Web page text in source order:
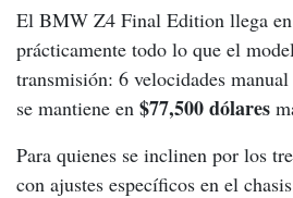
El BMW Z4 Final Edition llega en
prácticamente todo lo que el
transmisión: 6 velocidades
se mantiene en $77,500 dólares
Para quienes se inclinen por los
con ajustes específicos en el